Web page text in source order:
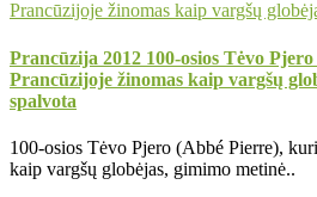
Prancūzija 2012 100-osios Tėvo
Prancūzijoje žinomas kaip vargšų
spalvota
100-osios Tėvo Pjero (Abbé Pierre),
kaip vargšų globėjas, gimimo metinė..